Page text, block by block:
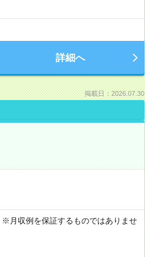
詳細へ
掲載日：2026.07.30
収例を保証するものではありませ